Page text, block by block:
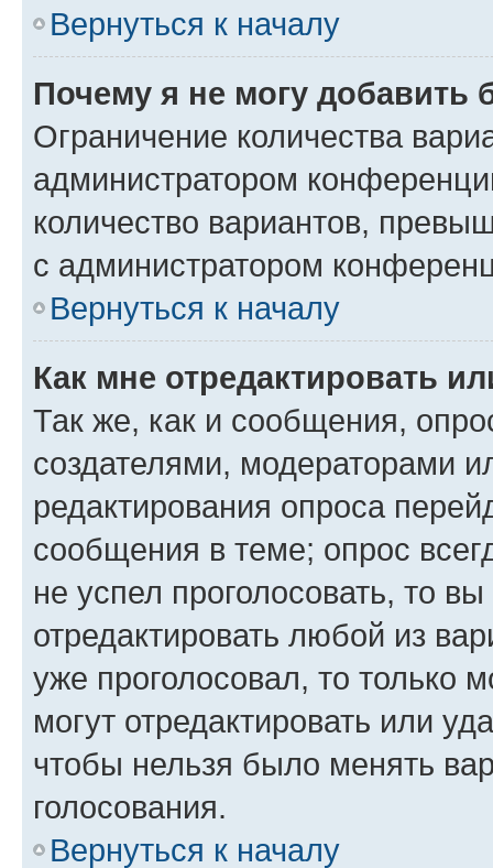
Вернуться к началу
Почему я не могу добавить
Ограничение количества
администратором
количество вариантов,
с администратором
Вернуться к началу
Как мне отредактировать
Так же, как и сообщения,
создателями, модераторами
редактирования опроса
сообщения в теме; опрос
не успел проголосовать, то
отредактировать любой из
уже проголосовал, то только
могут отредактировать или
чтобы нельзя было менять
голосования.
Вернуться к началу